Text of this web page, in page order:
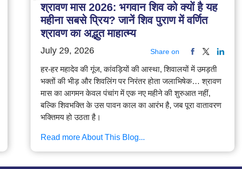
श्रावण मास 2026: भगवान शिव को क्यों है यह
महीना सबसे प्रिय? जानें शिव पुराण में वर्णित
श्रावण का अद्भुत माहात्म्य
July 29, 2026 Share on
हर-हर महादेव की गूंज, कांवड़ियों की आस्था, शिवालयों में उमड़ती
भक्तों की भीड़ और शिवलिंग पर निरंतर होता जलाभिषेक… श्रावण
मास का आगमन केवल पंचांग में एक नए महीने की शुरुआत नहीं,
बल्कि शिवभक्ति के उस पावन काल का आरंभ है, जब पूरा वातावरण
भक्तिमय हो उठता है।
Read more About This Blog...